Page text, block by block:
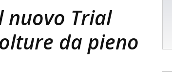
nuovo Trial
da pieno